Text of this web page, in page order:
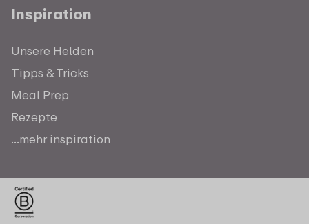
Inspiration
Unsere Helden
Tipps & Tricks
Meal Prep
Rezepte
...mehr inspiration